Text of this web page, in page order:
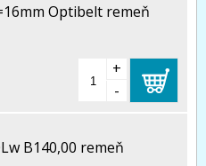
Optibelt remeň
+
-
B140,00 remeň